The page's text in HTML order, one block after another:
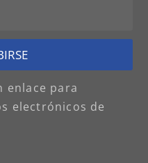
enlace para
electrónicos de